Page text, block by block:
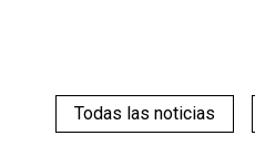
Todas las noticias